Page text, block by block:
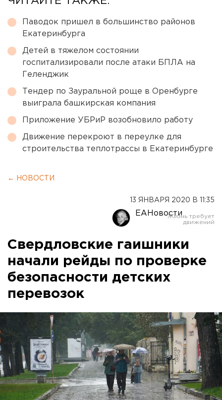
Паводок пришел в большинство районов
Екатеринбурга
Детей в тяжелом состоянии
госпитализировали после атаки БПЛА на
Геленджик
Тендер по Зауральной роще в Оренбурге
выиграла башкирская компания
Приложение УБРиР возобновило работу
Движение перекроют в переулке для
строительства теплотрассы в Екатеринбурге
← НОВОСТИ
13 ЯНВАРЯ 2020 В 11:35
ЕАНовости
Свердловские гаишники
начали рейды по проверке
безопасности детских
перевозок